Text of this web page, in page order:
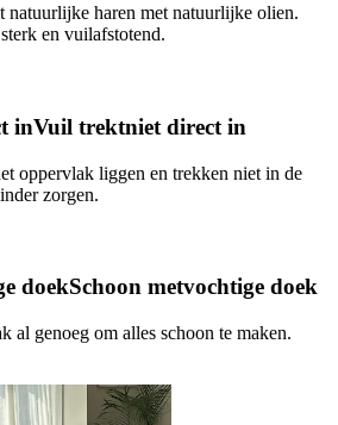
natuurlijke haren met natuurlijke olien.
en vuilafstotend.
inVuil trektniet direct in
oppervlak liggen en trekken niet in de
zorgen.
doekSchoon metvochtige doek
al genoeg om alles schoon te maken.